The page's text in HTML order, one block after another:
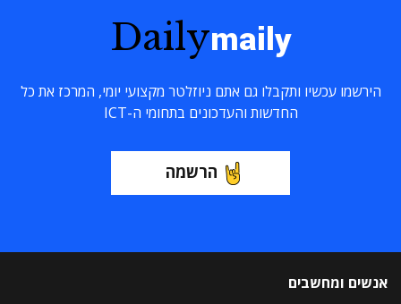
Dailymaily
הירשמו עכשיו ותקבלו גם אתם ניוזלטר מקצועי יומי, המרכז את כל
החדשות והעדכונים בתחומי ה-ICT
הרשמה
אנשים ומחשבים